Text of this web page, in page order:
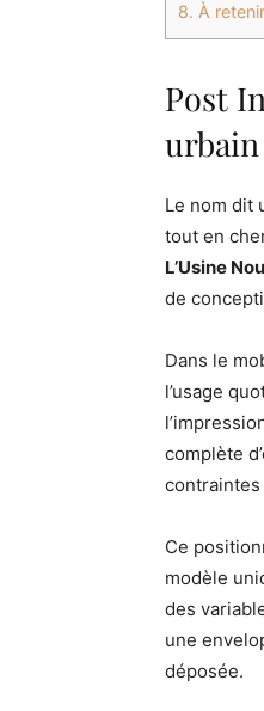
8. À retenir
Post
Le nom dit
tout en
L’Usine
de
Dans le
l’usage
complète
contraintes
Ce
modèle
des
une
déposée.